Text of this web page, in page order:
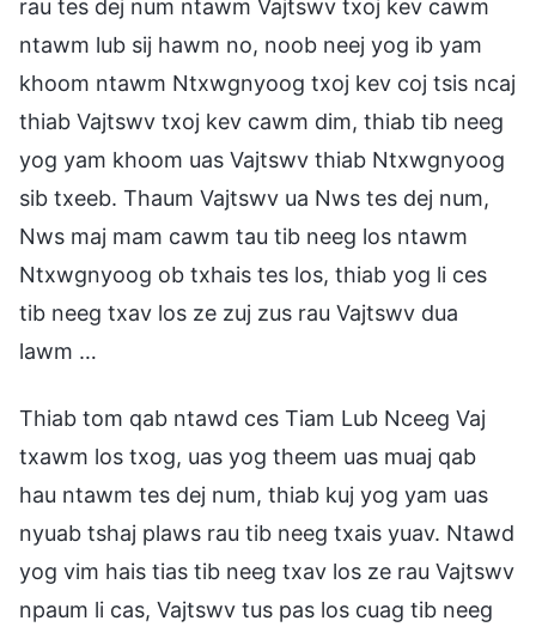
rau tes dej num ntawm Vajtswv txoj kev cawm
ntawm lub sij hawm no, noob neej yog ib yam
khoom ntawm Ntxwgnyoog txoj kev coj tsis ncaj
thiab Vajtswv txoj kev cawm dim, thiab tib neeg
yog yam khoom uas Vajtswv thiab Ntxwgnyoog
sib txeeb. Thaum Vajtswv ua Nws tes dej num,
Nws maj mam cawm tau tib neeg los ntawm
Ntxwgnyoog ob txhais tes los, thiab yog li ces
tib neeg txav los ze zuj zus rau Vajtswv dua
lawm …
Thiab tom qab ntawd ces Tiam Lub Nceeg Vaj
txawm los txog, uas yog theem uas muaj qab
hau ntawm tes dej num, thiab kuj yog yam uas
nyuab tshaj plaws rau tib neeg txais yuav. Ntawd
yog vim hais tias tib neeg txav los ze rau Vajtswv
npaum li cas, Vajtswv tus pas los cuag tib neeg